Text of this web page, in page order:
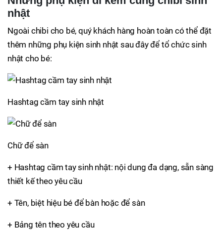
nhật
Ngoài chibi cho bé, quý khách hàng hoàn toàn có thể đặt
thêm những phụ kiện sinh nhật sau đây để tổ chức sinh
nhật cho bé:
Hashtag cầm tay sinh nhật
Chữ để sàn
+ Hashtag cầm tay sinh nhật: nội dung đa dạng, sẵn sàng
thiết kế theo yêu cầu
+ Tên, biệt hiệu bé để bàn hoặc để sàn
+ Bảng tên theo yêu cầu